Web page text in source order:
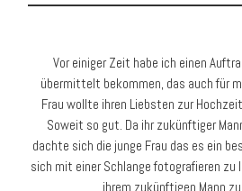
Vor einiger Zeit habe ich einen
übermittelt bekommen, das auch für
Frau wollte ihren Liebsten zur
Soweit so gut. Da ihr zukünftiger
dachte sich die junge Frau das es ein
sich mit einer Schlange fotografieren zu
ihrem zukünftigen Mann zu